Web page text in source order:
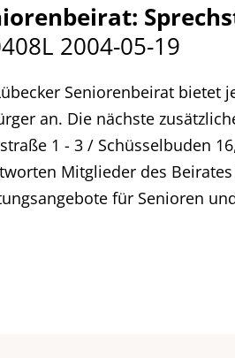
2004-05-19
Seniorenbeirat bietet
an. Die nächste
1 - 3 / Schüsselbuden
Mitglieder des
für Senioren